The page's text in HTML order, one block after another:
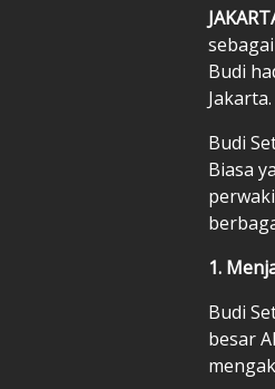
Budi
Jakarta.
Budi
Biasa
1.
Budi
besar